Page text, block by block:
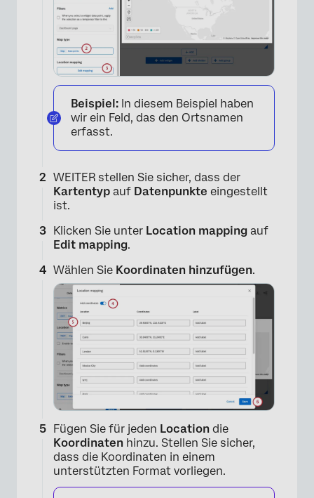
Beispiel: In diesem Beispiel haben
wir ein Feld, das den Ortsnamen
erfasst.
WEITER stellen Sie sicher, dass der
Kartentyp auf Datenpunkte eingestellt
ist.
Klicken Sie unter Location mapping auf
Edit mapping.
Wählen Sie Koordinaten hinzufügen.
Fügen Sie für jeden Location die
Koordinaten hinzu. Stellen Sie sicher,
dass die Koordinaten in einem
unterstützten Format vorliegen.